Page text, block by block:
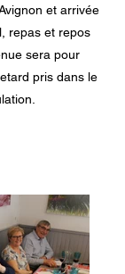
et arrivée
repas et repos
sera pour
pris dans le